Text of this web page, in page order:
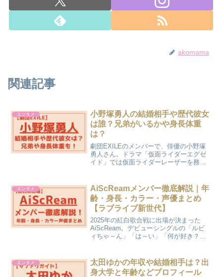
akomama
関連記事
エンタメ
小野塚勇人の結婚相手や歴代彼女
は誰？兄弟がいるかや身長体重
は？
劇団EXILEのメンバーで、俳優の小野塚
勇人さん。ドラマ「仮面ライダーエグゼ
イド」では仮面ライダーレーザーを務め
く丘で、君とまた出会えたら」で加藤を
演じることで今大...
エンタメ
AiScReamメンバー徹底解説｜年
齢・身長・カラー・声優まとめ
【ラブライブ新世代】
2025年の紅白歌合戦に出場が決まった
AiScReam。デビューシングルの「ルビ
ィちゃ～ん」「は～い」「何が好き？」
があるくらい、話題となりました。そん
な注目のAiSc...
エンタメ
太田ゆかの年収や結婚相手は？出
身大学と年齢などプロフィール